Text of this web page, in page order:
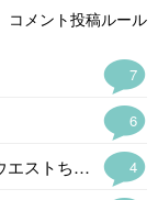
コメント投稿ルール
7
6
4
KARA知英、短丈ユニフォームから美ウエストちらり「脚長すぎてびっくり」